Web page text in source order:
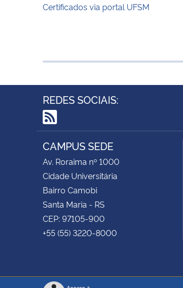
Certificados via portal UFSM
REDES SOCIAIS:
RSS
CAMPUS SEDE
Av. Roraima nº 1000
Cidade Universitária
Bairro Camobi
Santa Maria - RS
CEP: 97105-900
+55 (55) 3220-8000